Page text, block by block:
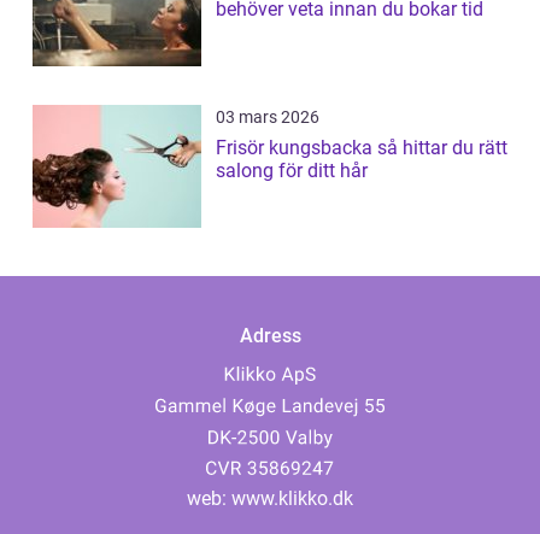
behöver veta innan du bokar tid
03 mars 2026
Frisör kungsbacka så hittar du rätt
salong för ditt hår
Adress
web: www.klikko.dk